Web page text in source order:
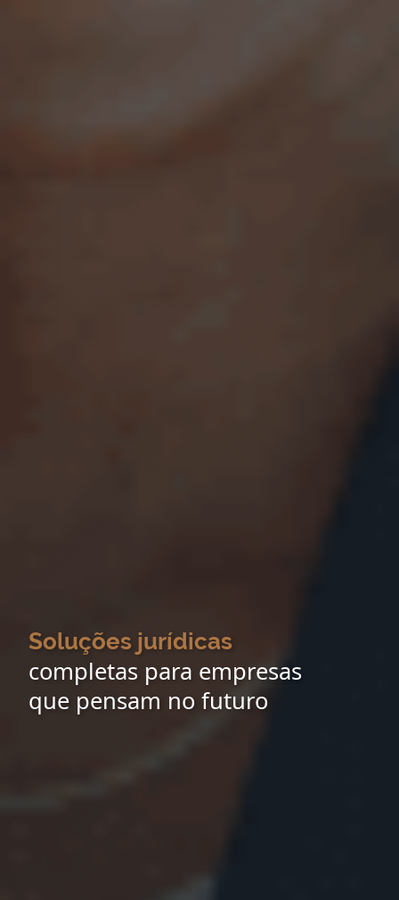
Soluções jurídicas
completas para empresas
que pensam no futuro